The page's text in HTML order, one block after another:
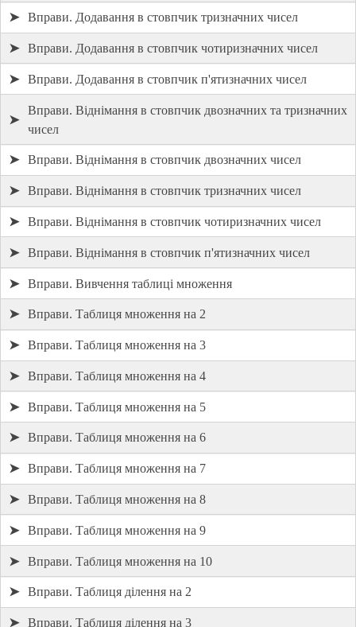
➤ Вправи. Додавання в стовпчик тризначних чисел
➤ Вправи. Додавання в стовпчик чотиризначних чисел
➤ Вправи. Додавання в стовпчик п'ятизначних чисел
➤
Вправи. Віднімання в стовпчик двозначних та тризначних
чисел
➤ Вправи. Віднімання в стовпчик двозначних чисел
➤ Вправи. Віднімання в стовпчик тризначних чисел
➤ Вправи. Віднімання в стовпчик чотиризначних чисел
➤ Вправи. Віднімання в стовпчик п'ятизначних чисел
➤ Вправи. Вивчення таблиці множення
➤ Вправи. Таблиця множення на 2
➤ Вправи. Таблиця множення на 3
➤ Вправи. Таблиця множення на 4
➤ Вправи. Таблиця множення на 5
➤ Вправи. Таблиця множення на 6
➤ Вправи. Таблиця множення на 7
➤ Вправи. Таблиця множення на 8
➤ Вправи. Таблиця множення на 9
➤ Вправи. Таблиця множення на 10
➤ Вправи. Таблиця ділення на 2
➤ Вправи. Таблиця ділення на 3